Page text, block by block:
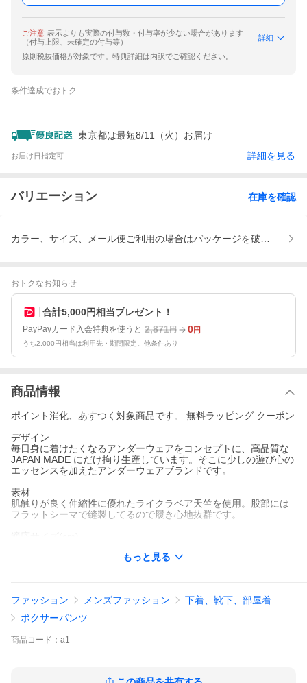
ご注意 表示よりも実際の付与数・付与率が少ない場合があります
（付与上限、未確定の付与等）
詳細
原則税抜価格が対象です。特典詳細は内訳でご確認ください。
条件達成でおトク
東京都は最短8/11（火）お届け
お届け日指定可 詳細を見る
バリエーション 在庫を確認
カラー、サイズ、メール便ご利用の場合はパッケージを破棄して
おトクなお知らせ
合計5,000円相当プレゼント！
PayPayカード入会特典を使うと 2,871円 0円
うち2,000円相当は利用先・期間限定。他条件あり
商品情報
ポイント消化、あすつく対象商品です。 無料ラッピング クーポン
デザイン
毎日身に着けたくなるアンダーウェアをコンセプトに、高品質な
JAPAN MADE にだけ拘り生産しています。そこに少しの遊び心の
エッセンスを加えたアンダーウェアブランドです。
素材
肌触りが良く伸縮性に優れたライクラベア天竺を使用。股部には
フラットシーマで縫製してるので履き心地抜群です。
ウエスト 64〜76 74〜86 84〜96
前閉じ：その他
素材 綿：95% ポリウレタン：5%
生産国 日本製
注意 ※ご覧頂いている画像の色と実際の商品の色目が違う場合が
ございます。
報をもっと見る」をクリック↓↓↓
もっと見る
ファッション メンズファッション
下着、靴下、部屋着
ボクサーパンツ
商品 コード： a1